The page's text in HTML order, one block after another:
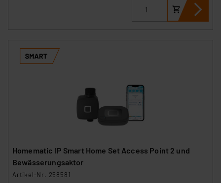
Homematic IP Smart Home Set Access Point 2 und
Bewässerungsaktor
Artikel-Nr. 258581